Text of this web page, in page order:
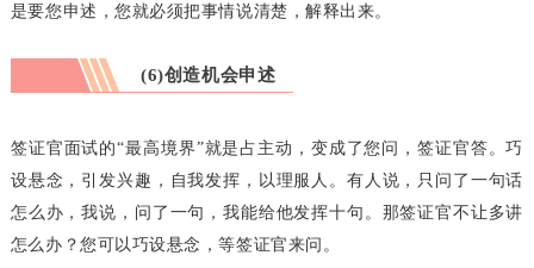
是要您申述，您就必须把事情说清楚，解释出来。
(6)创造机会申述
签证官面试的“最高境界”就是占主动，变成了您问，签证官答。巧
设悬念，引发兴趣，自我发挥，以理服人。有人说，只问了一句话
怎么办，我说，问了一句，我能给他发挥十句。那签证官不让多讲
怎么办？您可以巧设悬念，等签证官来问。